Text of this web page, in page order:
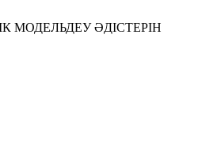
МОДЕЛЬДЕУ ӘДІСТЕРІН